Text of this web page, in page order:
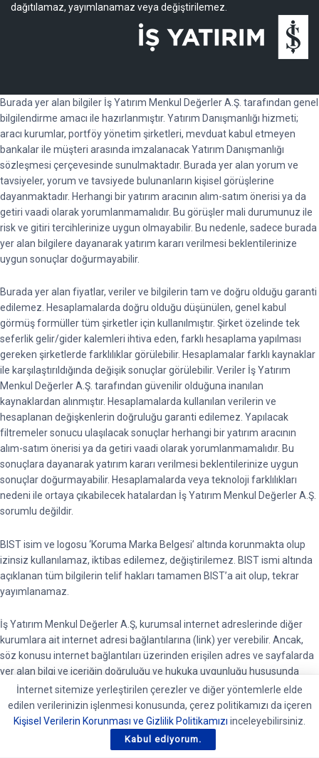
dağıtılamaz, yayımlanamaz veya değiştirilemez.
Burada yer alan bilgiler İş Yatırım Menkul Değerler A.Ş. tarafından genel
bilgilendirme amacı ile hazırlanmıştır. Yatırım Danışmanlığı hizmeti;
aracı kurumlar, portföy yönetim şirketleri, mevduat kabul etmeyen
bankalar ile müşteri arasında imzalanacak Yatırım Danışmanlığı
sözleşmesi çerçevesinde sunulmaktadır. Burada yer alan yorum ve
tavsiyeler, yorum ve tavsiyede bulunanların kişisel görüşlerine
dayanmaktadır. Herhangi bir yatırım aracının alım-satım önerisi ya da
getiri vaadi olarak yorumlanmamalıdır. Bu görüşler mali durumunuz ile
risk ve gitiri tercihlerinize uygun olmayabilir. Bu nedenle, sadece burada
yer alan bilgilere dayanarak yatırım kararı verilmesi beklentilerinize
uygun sonuçlar doğurmayabilir.
Burada yer alan fiyatlar, veriler ve bilgilerin tam ve doğru olduğu garanti
edilemez. Hesaplamalarda doğru olduğu düşünülen, genel kabul
görmüş formüller tüm şirketler için kullanılmıştır. Şirket özelinde tek
seferlik gelir/gider kalemleri ihtiva eden, farklı hesaplama yapılması
gereken şirketlerde farklılıklar görülebilir. Hesaplamalar farklı kaynaklar
ile karşılaştırıldığında değişik sonuçlar görülebilir. Veriler İş Yatırım
Menkul Değerler A.Ş. tarafından güvenilir olduğuna inanılan
kaynaklardan alınmıştır. Hesaplamalarda kullanılan verilerin ve
hesaplanan değişkenlerin doğruluğu garanti edilemez. Yapılacak
filtremeler sonucu ulaşılacak sonuçlar herhangi bir yatırım aracının
alım-satım önerisi ya da getiri vaadi olarak yorumlanmamalıdır. Bu
sonuçlara dayanarak yatırım kararı verilmesi beklentilerinize uygun
sonuçlar doğurmayabilir. Hesaplamalarda veya teknoloji farklılıkları
nedeni ile ortaya çıkabilecek hatalardan İş Yatırım Menkul Değerler A.Ş.
sorumlu değildir.
BIST isim ve logosu ‘Koruma Marka Belgesi’ altında korunmakta olup
izinsiz kullanılamaz, iktibas edilemez, değiştirilemez. BIST ismi altında
açıklanan tüm bilgilerin telif hakları tamamen BIST’a ait olup, tekrar
yayımlanamaz.
İş Yatırım Menkul Değerler A.Ş, kurumsal internet adreslerinde diğer
kurumlara ait internet adresi bağlantılarına (link) yer verebilir. Ancak,
söz konusu internet bağlantıları üzerinden erişilen adres ve sayfalarda
yer alan bilgi ve içeriğin doğruluğu ve hukuka uygunluğu hususunda
garanti vermemektedir ve sorumluluk kabul etmemektedir.
BIST piyasalarında oluşan tüm verilere ait telif hakları tamamen BIST’e
ait olup, bu veriler tekrar yayınlanamaz. Pay Piyasası, Borçlanma
Araçları Piyasası, Vadeli İşlem ve Opsiyon Piyasası verileri BIST kaynaklı
İnternet sitemize yerleştirilen çerezler ve diğer yöntemlerle elde
edilen verilerinizin işlenmesi konusunda, çerez politikamızı da içeren
Kişisel Verilerin Korunması ve Gizlilik Politikamızı inceleyebilirsiniz.
Kabul ediyorum.